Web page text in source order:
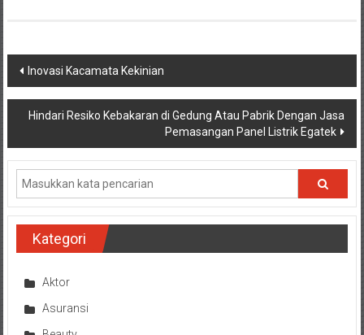
Navigasi
pos
Inovasi Kacamata Kekinian
Hindari Resiko Kebakaran di Gedung Atau Pabrik Dengan Jasa
Pemasangan Panel Listrik Egatek
Kategori
Aktor
Asuransi